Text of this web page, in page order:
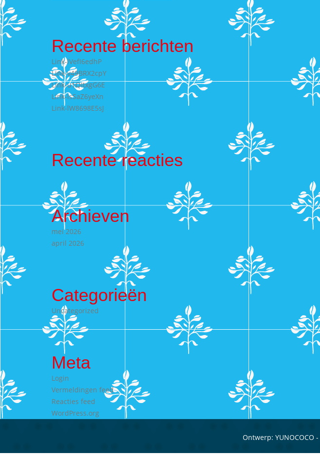
Recente berichten
Link-lVefI6edhP
Link-v49BRX2cpY
Link-u1QItxgG6E
Link-IsSaZ6yeXn
Link-lW8698E5sJ
Recente reacties
Archieven
mei 2026
april 2026
Categorieën
Uncategorized
Meta
Login
Vermeldingen feed
Reacties feed
WordPress.org
Ontwerp: YUNOCOCO -